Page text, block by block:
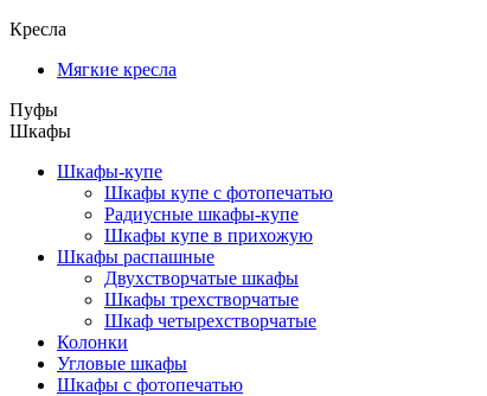
Кресла
Мягкие кресла
Пуфы
Шкафы
Шкафы-купе
Шкафы купе с фотопечатью
Радиусные шкафы-купе
Шкафы купе в прихожую
Шкафы распашные
Двухстворчатые шкафы
Шкафы трехстворчатые
Шкаф четырехстворчатые
Колонки
Угловые шкафы
Шкафы с фотопечатью